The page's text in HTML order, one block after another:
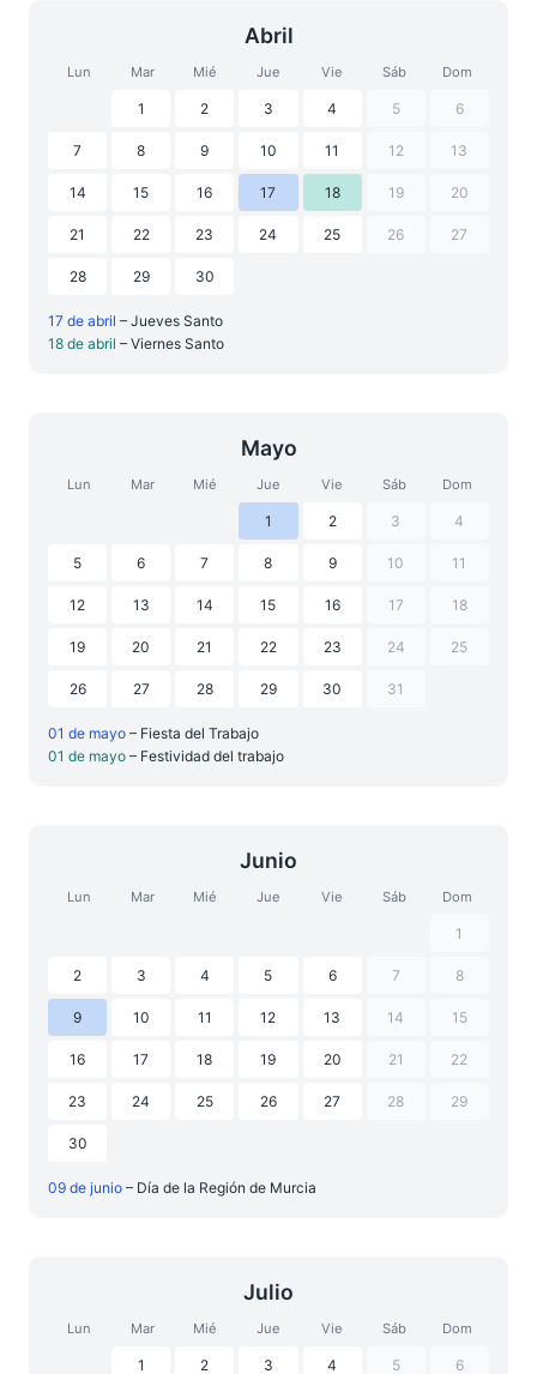
Abril
Lun Mar Mié Jue Vie Sáb Dom
1 2 3 4 5 6
7 8 9 10 11 12 13
14 15 16 17 18 19 20
21 22 23 24 25 26 27
28 29 30
17 de abril – Jueves Santo
18 de abril – Viernes Santo
Mayo
Lun Mar Mié Jue Vie Sáb Dom
1 2 3 4
5 6 7 8 9 10 11
12 13 14 15 16 17 18
19 20 21 22 23 24 25
26 27 28 29 30 31
01 de mayo – Fiesta del Trabajo
01 de mayo – Festividad del trabajo
Junio
Lun Mar Mié Jue Vie Sáb Dom
1
2 3 4 5 6 7 8
9 10 11 12 13 14 15
16 17 18 19 20 21 22
23 24 25 26 27 28 29
30
09 de junio – Día de la Región de Murcia
Julio
Lun Mar Mié Jue Vie Sáb Dom
1 2 3 4 5 6